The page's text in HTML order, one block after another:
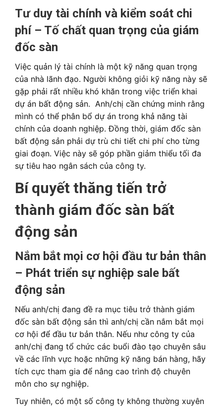
Tư duy tài chính và kiểm soát chi
phí – Tố chất quan trọng của giám
đốc sàn
Việc quản lý tài chính là một kỹ năng quan trọng
của nhà lãnh đạo. Người không giỏi kỹ năng này sẽ
gặp phải rất nhiều khó khăn trong việc triển khai
dự án bất động sản. Anh/chị cần chứng minh rằng
mình có thể phân bổ dự án trong khả năng tài
chính của doanh nghiệp. Đồng thời, giám đốc sàn
bất động sản phải dự trù chi tiết chi phí cho từng
giai đoạn. Việc này sẽ góp phần giảm thiểu tối đa
sự tiêu hao ngân sách của công ty.
Bí quyết thăng tiến trở
thành giám đốc sàn bất
động sản
Nắm bắt mọi cơ hội đầu tư bản thân
– Phát triển sự nghiệp sale bất
động sản
Nếu anh/chị đang đề ra mục tiêu trở thành giám
đốc sàn bất động sản thì anh/chị cần nắm bắt mọi
cơ hội để đầu tư bản thân. Nếu như công ty của
anh/chị đang tổ chức các buổi đào tạo chuyên sâu
về các lĩnh vực hoặc những kỹ năng bán hàng, hãy
tích cực tham gia để nâng cao trình độ chuyên
môn cho sự nghiệp.
Tuy nhiên, có một số công ty không thường xuyên